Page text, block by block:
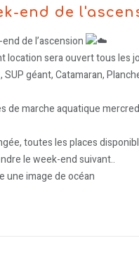
end de
de l’ascension
location sera ouvert tous les
SUP géant, Catamaran,
de marche aquatique
toutes les places
le week-end suivant..